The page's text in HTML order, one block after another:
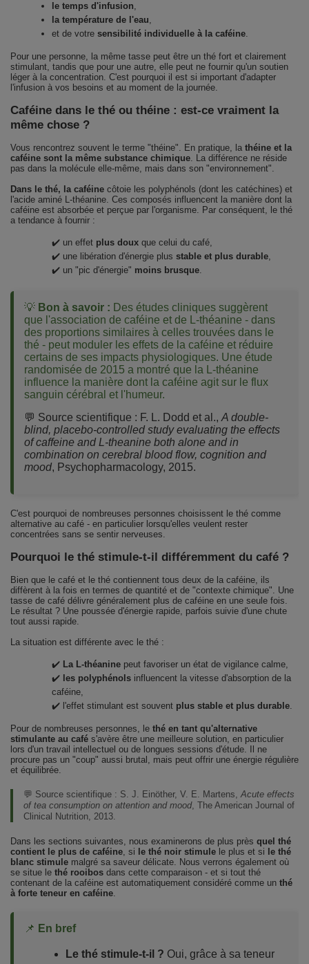
le temps d'infusion,
la température de l'eau,
et de votre sensibilité individuelle à la caféine.
Pour une personne, la même tasse peut être un thé fort et clairement
stimulant, tandis que pour une autre, elle peut ne fournir qu'un soutien
léger à la concentration. C'est pourquoi il est si important d'adapter
l'infusion à vos besoins et au moment de la journée.
Caféine dans le thé ou théine : est-ce vraiment la
même chose ?
Vous rencontrez souvent le terme "théine". En pratique, la théine et la
caféine sont la même substance chimique. La différence ne réside
pas dans la molécule elle-même, mais dans son "environnement".
Dans le thé, la caféine côtoie les polyphénols (dont les catéchines) et
l'acide aminé L-théanine. Ces composés influencent la manière dont la
caféine est absorbée et perçue par l'organisme. Par conséquent, le thé
a tendance à fournir :
✔️ un effet plus doux que celui du café,
✔️ une libération d'énergie plus stable et plus durable,
✔️ un "pic d'énergie" moins brusque.
💡 Bon à savoir : Des études cliniques suggèrent
que l'association de caféine et de L-théanine - dans
des proportions similaires à celles trouvées dans le
thé - peut moduler les effets de la caféine et réduire
certains de ses impacts physiologiques. Une étude
randomisée de 2015 a montré que la L-théanine
influence la manière dont la caféine agit sur le flux
sanguin cérébral et l'humeur.
💬 Source scientifique : F. L. Dodd et al., A double-
blind, placebo-controlled study evaluating the effects
of caffeine and L-theanine both alone and in
combination on cerebral blood flow, cognition and
mood, Psychopharmacology, 2015.
C'est pourquoi de nombreuses personnes choisissent le thé comme
alternative au café - en particulier lorsqu'elles veulent rester
concentrées sans se sentir nerveuses.
Pourquoi le thé stimule-t-il différemment du café ?
Bien que le café et le thé contiennent tous deux de la caféine, ils
diffèrent à la fois en termes de quantité et de "contexte chimique". Une
tasse de café délivre généralement plus de caféine en une seule fois.
Le résultat ? Une poussée d'énergie rapide, parfois suivie d'une chute
tout aussi rapide.
La situation est différente avec le thé :
✔️ La L-théanine peut favoriser un état de vigilance calme,
✔️ les polyphénols influencent la vitesse d'absorption de la
caféine,
✔️ l'effet stimulant est souvent plus stable et plus durable.
Pour de nombreuses personnes, le thé en tant qu'alternative
stimulante au café s'avère être une meilleure solution, en particulier
lors d'un travail intellectuel ou de longues sessions d'étude. Il ne
procure pas un "coup" aussi brutal, mais peut offrir une énergie régulière
et équilibrée.
💬 Source scientifique : S. J. Einöther, V. E. Martens,Acute effects
of tea consumption on attention and mood, The American Journal of
Clinical Nutrition, 2013.
Dans les sections suivantes, nous examinerons de plus près quel thé
contient le plus de caféine, si le thé noir stimule le plus et si le thé
blanc stimule malgré sa saveur délicate. Nous verrons également où
se situe le thé rooibos dans cette comparaison - et si tout thé
contenant de la caféine est automatiquement considéré comme un thé
à forte teneur en caféine.
📌 En bref
Le thé stimule-t-il ? Oui, grâce à sa teneur